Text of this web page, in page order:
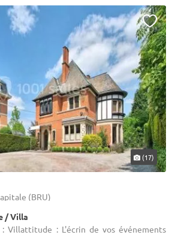
(17)
(BRU)
/ Villa
Villattitude : L'écrin de vos événements